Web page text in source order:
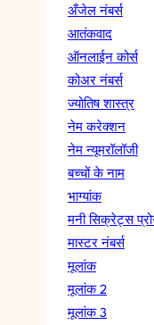
अँजेल नंबर्स
आतंकवाद
ऑनलाईन कोर्स
कोअर नंबर्स
ज्योतिष शास्त्र
नेम करेक्शन
नेम न्यूमरॉलॉजी
बच्चों के नाम
भाग्यांक
मनी सिक्रेट्स
मास्टर नंबर्स
मूलांक
मूलांक 2
मूलांक 3